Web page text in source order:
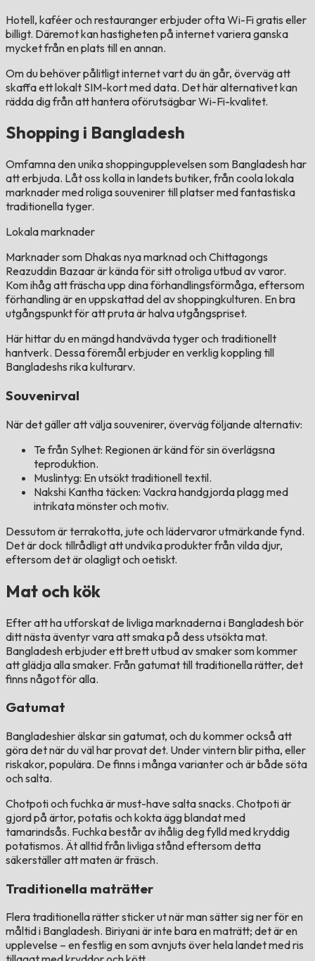
Hotell, kaféer och restauranger erbjuder ofta Wi-Fi gratis eller
billigt. Däremot kan hastigheten på internet variera ganska
mycket från en plats till en annan.
Om du behöver pålitligt internet vart du än går, överväg att
skaffa ett lokalt SIM-kort med data. Det här alternativet kan
rädda dig från att hantera oförutsägbar Wi-Fi-kvalitet.
Shopping i Bangladesh
Omfamna den unika shoppingupplevelsen som Bangladesh har
att erbjuda. Låt oss kolla in landets butiker, från coola lokala
marknader med roliga souvenirer till platser med fantastiska
traditionella tyger.
Lokala marknader
Marknader som Dhakas nya marknad och Chittagongs
Reazuddin Bazaar är kända för sitt otroliga utbud av varor.
Kom ihåg att fräscha upp dina förhandlingsförmåga, eftersom
förhandling är en uppskattad del av shoppingkulturen. En bra
utgångspunkt för att pruta är halva utgångspriset.
Här hittar du en mängd handvävda tyger och traditionellt
hantverk. Dessa föremål erbjuder en verklig koppling till
Bangladeshs rika kulturarv.
Souvenirval
När det gäller att välja souvenirer, överväg följande alternativ:
Te från Sylhet: Regionen är känd för sin överlägsna
teproduktion.
Muslintyg: En utsökt traditionell textil.
Nakshi Kantha täcken: Vackra handgjorda plagg med
intrikata mönster och motiv.
Dessutom är terrakotta, jute och lädervaror utmärkande fynd.
Det är dock tillrådligt att undvika produkter från vilda djur,
eftersom det är olagligt och oetiskt.
Mat och kök
Efter att ha utforskat de livliga marknaderna i Bangladesh bör
ditt nästa äventyr vara att smaka på dess utsökta mat.
Bangladesh erbjuder ett brett utbud av smaker som kommer
att glädja alla smaker. Från gatumat till traditionella rätter, det
finns något för alla.
Gatumat
Bangladeshier älskar sin gatumat, och du kommer också att
göra det när du väl har provat det. Under vintern blir pitha, eller
riskakor, populära. De finns i många varianter och är både söta
och salta.
Chotpoti och fuchka är must-have salta snacks. Chotpoti är
gjord på ärtor, potatis och kokta ägg blandat med
tamarindsås. Fuchka består av ihålig deg fylld med kryddig
potatismos. Ät alltid från livliga stånd eftersom detta
säkerställer att maten är fräsch.
Traditionella maträtter
Flera traditionella rätter sticker ut när man sätter sig ner för en
måltid i Bangladesh. Biriyani är inte bara en maträtt; det är en
upplevelse – en festlig en som avnjuts över hela landet med ris